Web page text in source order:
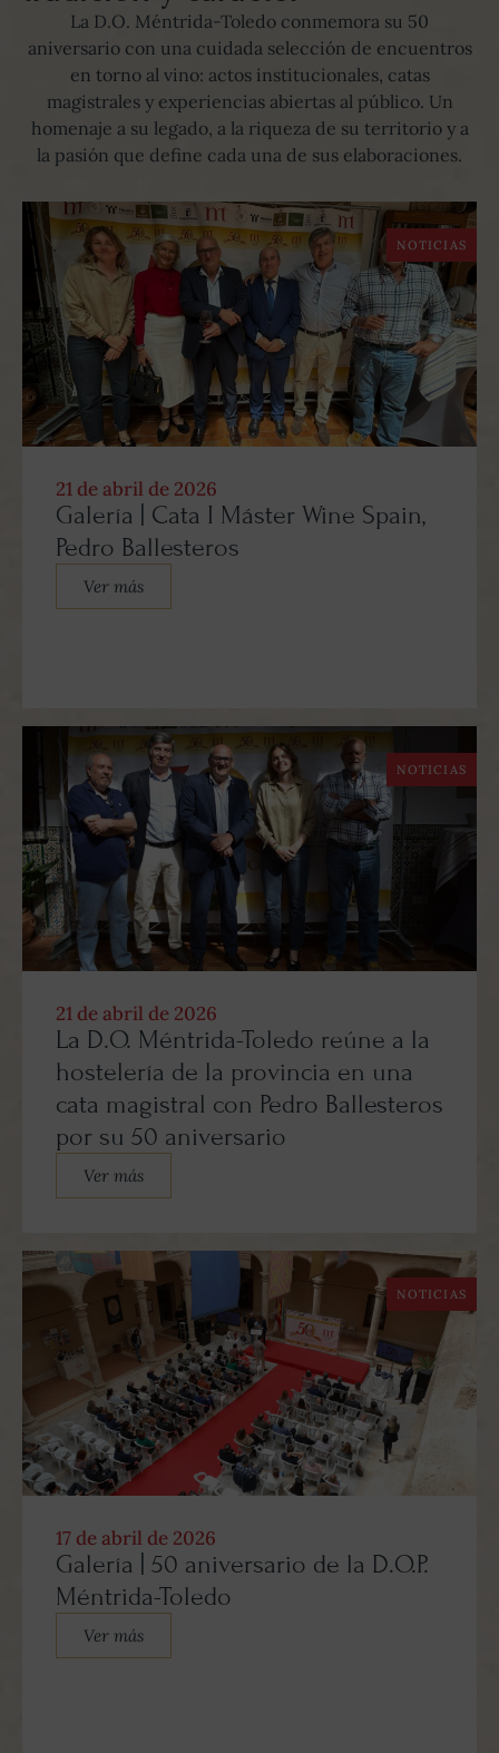
La D.O. Méntrida-Toledo conmemora su 50
aniversario con una cuidada selección de encuentros
en torno al vino: actos institucionales, catas
magistrales y experiencias abiertas al público. Un
homenaje a su legado, a la riqueza de su territorio y a
la pasión que define cada una de sus elaboraciones.
NOTICIAS
21 de abril de 2026
Galería | Cata I Máster Wine Spain,
Pedro Ballesteros
Ver más
NOTICIAS
21 de abril de 2026
La D.O. Méntrida-Toledo reúne a la
hostelería de la provincia en una
cata magistral con Pedro Ballesteros
por su 50 aniversario
Ver más
NOTICIAS
17 de abril de 2026
Galería | 50 aniversario de la D.O.P.
Méntrida-Toledo
Ver más